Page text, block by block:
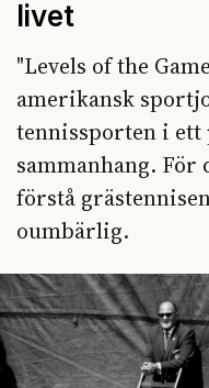
livet
"Levels of the
amerikansk
tennissporten i
sammanhang.
förstå
oumbärlig.